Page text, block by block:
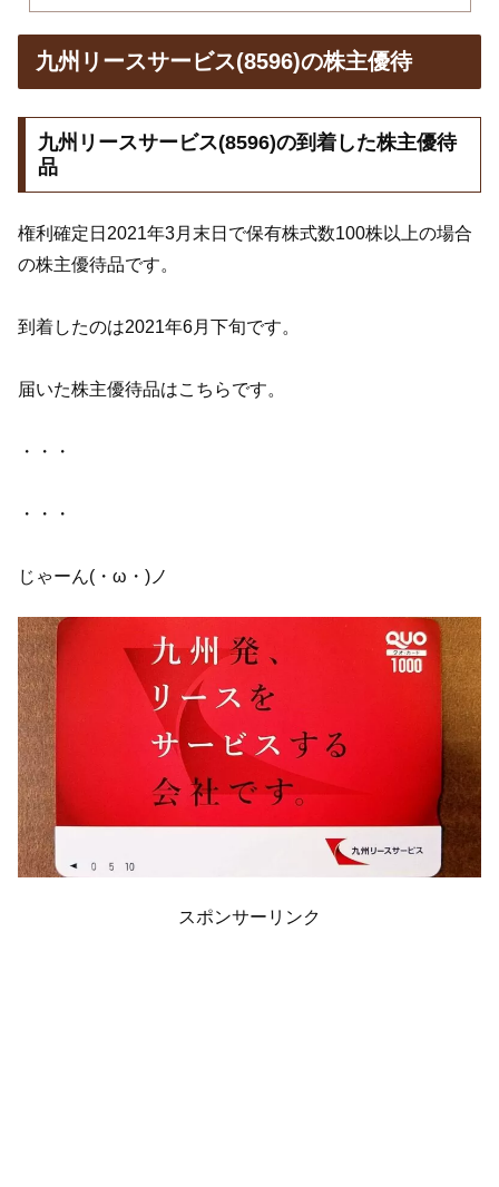
九州リースサービス(8596)の株主優待
九州リースサービス(8596)の到着した株主優待
品
権利確定日2021年3月末日で保有株式数100株以上の場合
の株主優待品です。
到着したのは2021年6月下旬です。
届いた株主優待品はこちらです。
・・・
・・・
じゃーん(・ω・)ノ
スポンサーリンク